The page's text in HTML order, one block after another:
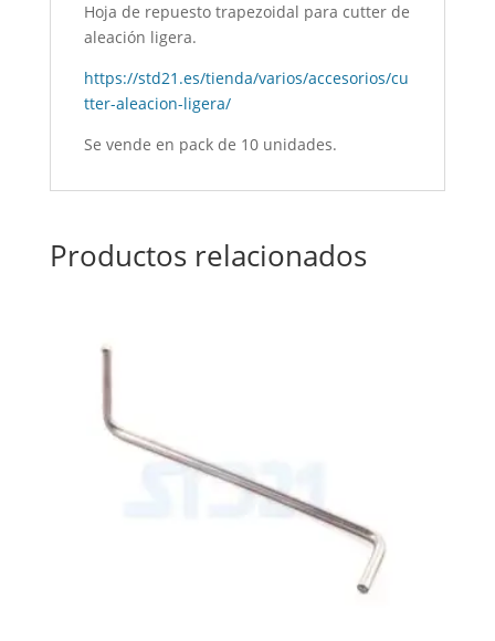
Hoja de repuesto trapezoidal para cutter de
aleación ligera.
https://std21.es/tienda/varios/accesorios/cu
tter-aleacion-ligera/
Se vende en pack de 10 unidades.
Productos relacionados